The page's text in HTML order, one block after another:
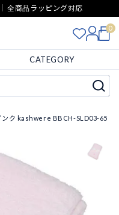
全商品ラッピング対応
0
CATEGORY
ンク kashwere BBCH-SLD03-65